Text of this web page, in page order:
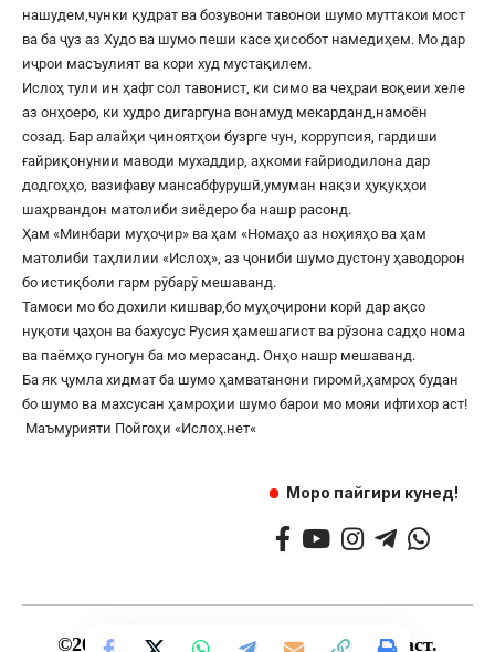
нашудем,чунки қудрат ва бозувони тавонои шумо муттакои мост
ва ба ҷуз аз Худо ва шумо пеши касе ҳисобот намедиҳем. Мо дар
иҷрои масъулият ва кори худ мустақилем.
Ислоҳ тули ин ҳафт сол тавонист, ки симо ва чеҳраи воқеии хеле
аз онҳоеро, ки худро дигаргуна вонамуд мекарданд,намоён
созад. Бар алайҳи ҷиноятҳои бузрге чун, коррупсия, гардиши
ғайриқонунии маводи мухаддир, аҳкоми ғайриодилона дар
додгоҳҳо, вазифаву мансабфурушӣ,умуман нақзи ҳуқуқҳои
шаҳрвандон матолиби зиёдеро ба нашр расонд.
Ҳам «Минбари муҳоҷир» ва ҳам «Номаҳо аз ноҳияҳо ва ҳам
матолиби таҳлилии «Ислоҳ», аз ҷониби шумо дустону ҳаводорон
бо истиқболи гарм рӯбарӯ мешаванд.
Тамоси мо бо дохили кишвар,бо муҳоҷирони корӣ дар ақсо
нуқоти ҷаҳон ва бахусус Русия ҳамешагист ва рӯзона садҳо нома
ва паёмҳо гуногун ба мо мерасанд. Онҳо нашр мешаванд.
Ба як ҷумла хидмат ба шумо ҳамватанони гиромӣ,ҳамроҳ будан
бо шумо ва махсусан ҳамроҳии шумо барои мо мояи ифтихор аст!
Маъмурияти Пойгоҳи «Ислоҳ.нет«
Моро пайгири кунед!
©2017— 2025 — Ҳамаи ҳуқуқ маҳфуз аст.